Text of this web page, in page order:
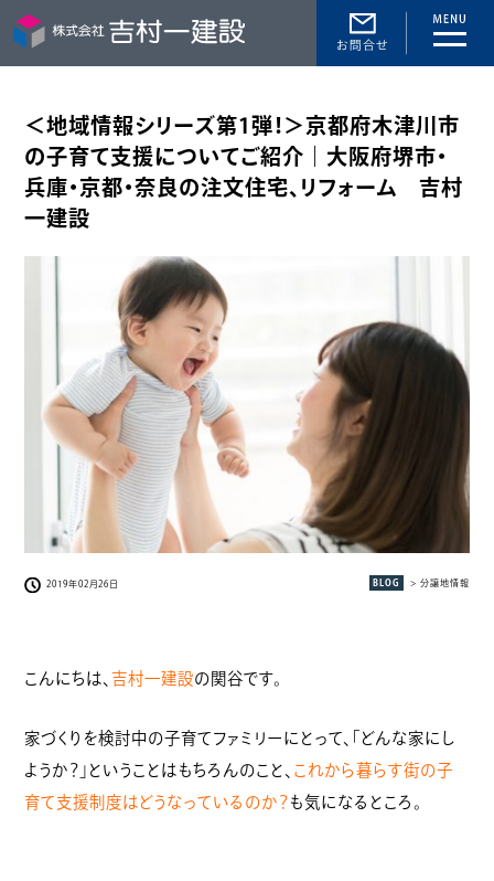
toggle
＜地域情報シリーズ第1弾！＞京都府木津川市
の子育て支援についてご紹介｜大阪府堺市・
兵庫・京都・奈良の注文住宅、リフォーム 吉村
一建設
2019年02月26日 BLOG > 分譲地情報
こんにちは、吉村一建設の関谷です。
家づくりを検討中の子育てファミリーにとって、「どんな家にし
ようか？」ということはもちろんのこと、 これから暮らす街の子
育て支援制度はどうなっているのか？ も気になるところ。